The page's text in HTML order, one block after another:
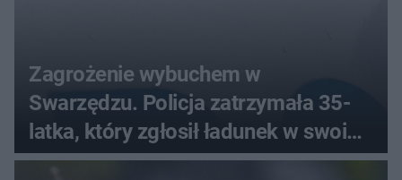
Zagrożenie wybuchem w
Swarzędzu. Policja zatrzymała 35-
latka, który zgłosił ładunek w swoim
aucie